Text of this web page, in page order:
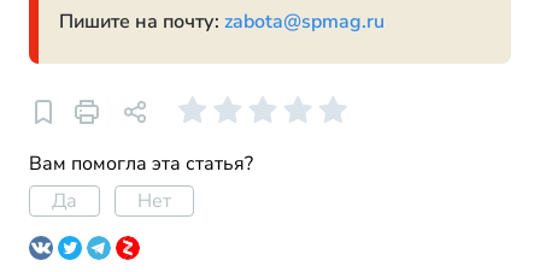
Пишите на почту: zabota@spmag.ru
Вам помогла эта статья?
Да
Нет